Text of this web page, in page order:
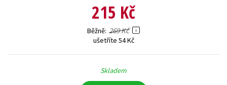
215 Kč
Běžně 269 Kč
ušetříte 54 Kč
Skladem